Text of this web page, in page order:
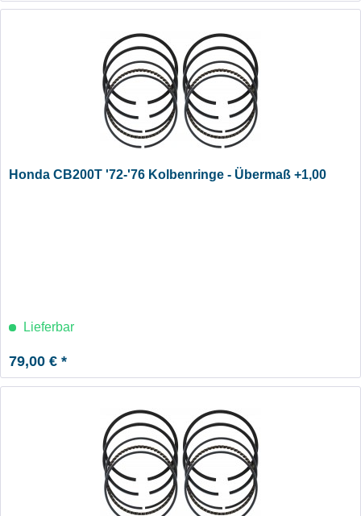
Honda CB200T '72-'76 Kolbenringe - Übermaß +1,00
Lieferbar
79,00 € *